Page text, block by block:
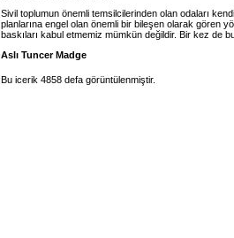
Sivil toplumun önemli temsilcilerinden olan odaları
planlarına engel olan önemli bir bileşen olarak gören
baskıları kabul etmemiz mümkün değildir. Bir kez de
Aslı Tuncer Madge
Bu icerik 4858 defa görüntülenmiştir.